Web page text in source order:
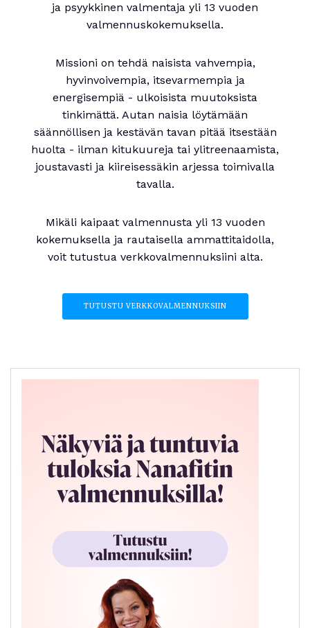
ja psyykkinen valmentaja yli 13 vuoden
valmennuskokemuksella.
Missioni on tehdä naisista vahvempia,
hyvinvoivempia, itsevarmempia ja
energisempiä - ulkoisista muutoksista
tinkimättä. Autan naisia löytämään
säännöllisen ja kestävän tavan pitää itsestään
huolta - ilman kitukuureja tai ylitreenaamista,
joustavasti ja kiireisessäkin arjessa toimivalla
tavalla.
Mikäli kaipaat valmennusta yli 13 vuoden
kokemuksella ja rautaisella ammattitaidolla,
voit tutustua verkkovalmennuksiini alta.
TUTUSTU VERKKOVALMENNUKSIIN